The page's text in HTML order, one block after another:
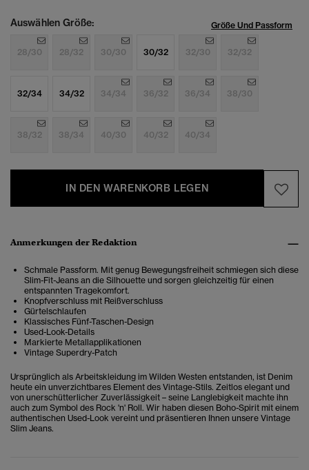
Auswählen Größe: Größe Und Passform
28/30 28/32 30/30 30/32 32/30 32/32
32/34 34/32 34/34 36/32 36/34 38/30
38/32 38/34 40/30 40/32 40/34
IN DEN WARENKORB LEGEN
Anmerkungen der Redaktion
Schmale Passform. Mit genug Bewegungsfreiheit schmiegen sich diese
Slim-Fit-Jeans an die Silhouette und sorgen gleichzeitig für einen
entspannten Tragekomfort.
Knopfverschluss mit Reißverschluss
Gürtelschlaufen
Klassisches Fünf-Taschen-Design
Used-Look-Details
Markierte Metallapplikationen
Vintage Superdry-Patch
Ursprünglich als Arbeitskleidung im Wilden Westen entstanden, ist Denim
heute ein unverzichtbares Element des Vintage-Stils. Zeitlos elegant und
von unerschütterlicher Zuverlässigkeit – seine Langlebigkeit machte ihn
auch zum Symbol des Rock 'n' Roll. Wir haben diesen Boho-Spirit mit einem
authentischen Used-Look vereint und präsentieren Ihnen unsere Vintage
Slim Jeans.